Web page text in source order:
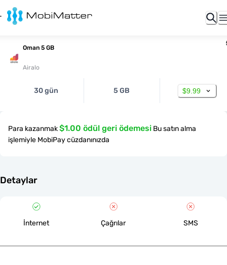
Oman 5 GB
Airalo
30 gün 5 GB $9.99
Para kazanmak$1.00 ödül geri ödemesi Bu satın alma
işlemiyle MobiPay cüzdanınızda
Detaylar
İnternet Çağrılar SMS